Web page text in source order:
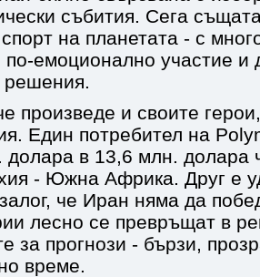
събития. Сега
на планетата - с
по-емоционално участие и
решения.
произведе и своите
Един потребител на
долара в 13,6 млн. долара
- Южна Африка. Друг е
че Иран няма да
лесно се превръщат в
за прогнози - бързи,
време.